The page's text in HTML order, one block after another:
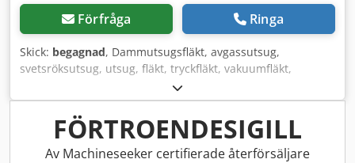
Förfråga Ringa
Skick: begagnad, Dammutsugsfläkt, avgassutsug,
svetsröksutsug, utsug, fläkt, tryckfläkt, vakuumfläkt,
radialfläkt, ventilationsfläkt, radialblåsare, blåsare, fläkt -
Tillverkare: Karl Klein, Radialfläkt Typ DNG 6-18 L -
Motoreffekt: 0,155 kW -Varvtal: 1400 varv/min -Volymflöde:
18,5 m³/min -Fläkthjul: Ø 160 x 80 mm -Anslutning inlopp:
Ø 145 mm Cjdpfxouqf Ufs Ahljrf -Anslutning utlopp: 120 x
FÖRTROENDESIGILL
Av Machineseeker certifierade återförsäljare